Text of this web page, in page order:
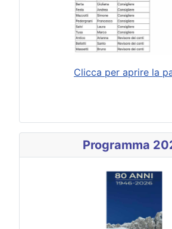
Clicca per aprire la
Programma